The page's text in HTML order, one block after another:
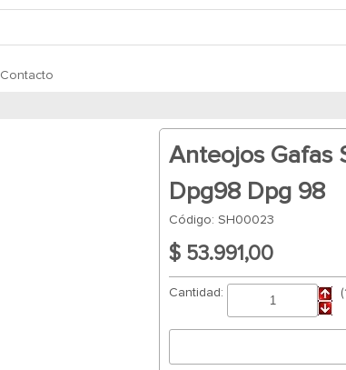
Contacto
Anteojos Gafas
Dpg98 Dpg 98
Código: SH00023
$ 53.991,00
Cantidad: